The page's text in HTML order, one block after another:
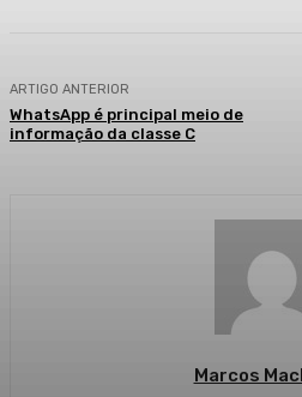
ARTIGO ANTERIOR
WhatsApp é principal meio de
informação da classe C
Marcos